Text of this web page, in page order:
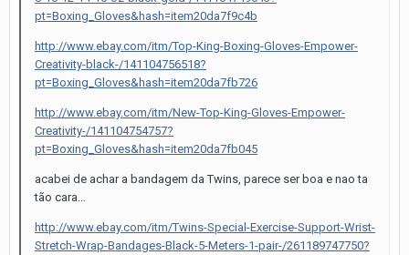
pt=Boxing_Gloves&hash=item20da7f9c4b
http://www.ebay.com/itm/Top-King-Boxing-Gloves-Empower-
Creativity-black-/141104756518?
pt=Boxing_Gloves&hash=item20da7fb726
http://www.ebay.com/itm/New-Top-King-Gloves-Empower-
Creativity-/141104754757?
pt=Boxing_Gloves&hash=item20da7fb045
acabei de achar a bandagem da Twins, parece ser boa e nao ta
tão cara...
http://www.ebay.com/itm/Twins-Special-Exercise-Support-Wrist-
Stretch-Wrap-Bandages-Black-5-Meters-1-pair-/261189747750?